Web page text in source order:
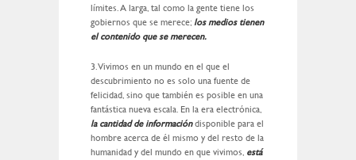
límites. A larga, tal como la gente tiene los
gobiernos que se merece; los medios tienen
el contenido que se merecen.
3. Vivimos en un mundo en el que el
descubrimiento no es solo una fuente de
felicidad, sino que también es posible en una
fantástica nueva escala. En la era electrónica,
la cantidad de informacióndisponible para el
hombre acerca de él mismo y del resto de la
humanidad y del mundo en que vivimos, está